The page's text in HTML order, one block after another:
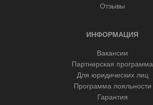
Отзывы
ИНФОРМАЦИЯ
Вакансии
Партнерская программа
Для юридических лиц
Программа лояльности
Гарантия